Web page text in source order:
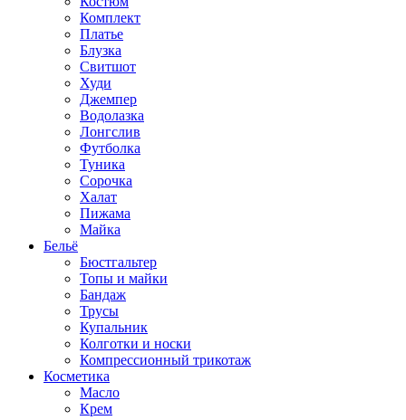
Комплект
Платье
Блузка
Свитшот
Худи
Джемпер
Водолазка
Лонгслив
Футболка
Туника
Сорочка
Халат
Пижама
Майка
Бельё
Бюстгальтер
Топы и майки
Бандаж
Трусы
Купальник
Колготки и носки
Компрессионный трикотаж
Косметика
Масло
Крем